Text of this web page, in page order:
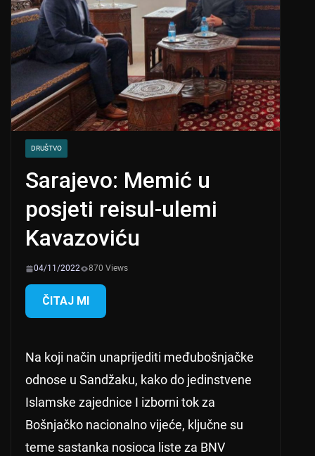
DRUŠTVO
Sarajevo: Memić u
posjeti reisul-ulemi
Kavazoviću
04/11/2022 870 Views
ČITAJ MI
Na koji način unaprijediti međubošnjačke
odnose u Sandžaku, kako do jedinstvene
Islamske zajednice I izborni tok za
Bošnjačko nacionalno vijeće, ključne su
teme sastanka nosioca liste za BNV